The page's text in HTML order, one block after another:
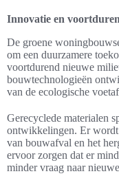
Innovatie en
De groene
om een duurzamere
voortdurend nieuwe
bouwtechnologieën
van de ecologische
Gerecyclede materialen
ontwikkelingen. Er wordt
van bouwafval en het
ervoor zorgen dat er
minder vraag naar